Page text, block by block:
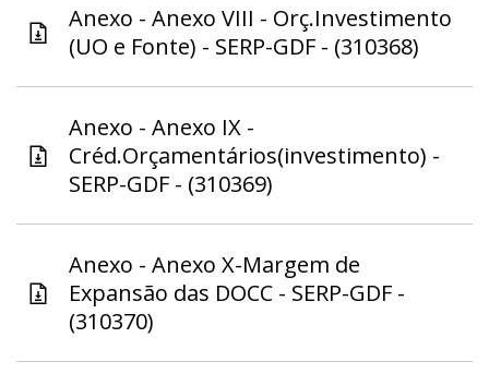
Anexo - Anexo VIII - Orç.Investimento
(UO e Fonte) - SERP-GDF - (310368)
Anexo - Anexo IX -
Créd.Orçamentários(investimento) -
SERP-GDF - (310369)
Anexo - Anexo X-Margem de
Expansão das DOCC - SERP-GDF -
(310370)